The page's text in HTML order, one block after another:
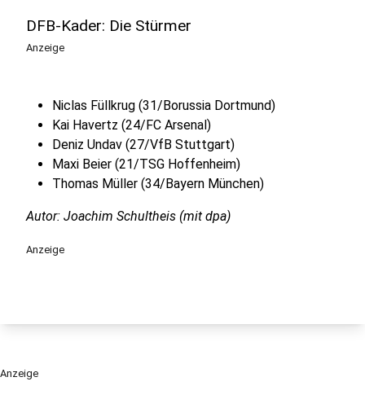
DFB-Kader: Die Stürmer
Anzeige
Niclas Füllkrug (31/Borussia Dortmund)
Kai Havertz (24/FC Arsenal)
Deniz Undav (27/VfB Stuttgart)
Maxi Beier (21/TSG Hoffenheim)
Thomas Müller (34/Bayern München)
Autor: Joachim Schultheis (mit dpa)
Anzeige
Anzeige